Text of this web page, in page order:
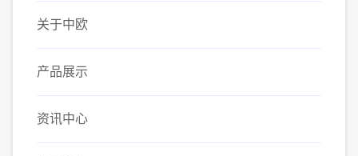
关于中欧
产品展示
资讯中心